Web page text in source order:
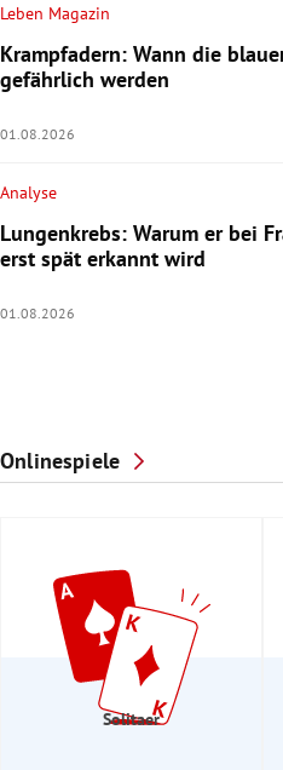
Leben Magazin
Krampfadern: Wann die
gefährlich werden
01.08.2026
Analyse
Lungenkrebs: Warum er bei
erst spät erkannt wird
01.08.2026
Onlinespiele
Solitaer